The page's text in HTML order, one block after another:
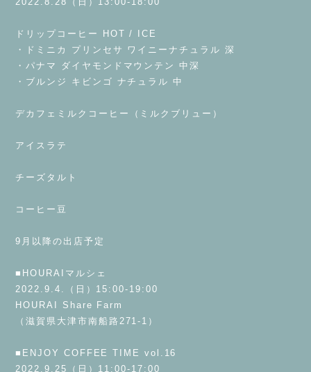
ドリップコーヒー HOT / ICE
・ドミニカ プリンセサ ワイニーナチュラル 深
・パナマ ダイヤモンドマウンテン 中深
・ブルンジ キビンゴ ナチュラル 中
デカフェミルクコーヒー（ミルクブリュー）
アイスラテ
チーズタルト
コーヒー豆
9月以降の出店予定
■HOURAIマルシェ
2022.9.4.（日）15:00-19:00
HOURAI Share Farm
（滋賀県大津市南船路271-1）
■ENJOY COFFEE TIME vol.16
2022.9.25（日）11:00-17:00